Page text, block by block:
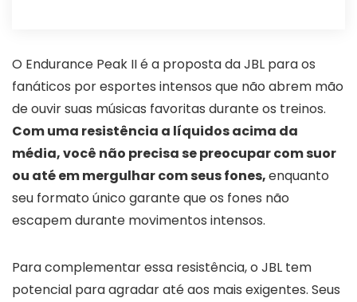
O Endurance Peak II é a proposta da JBL para os
fanáticos por esportes intensos que não abrem mão
de ouvir suas músicas favoritas durante os treinos.
Com uma resistência a líquidos acima da
média, você não precisa se preocupar com suor
ou até em mergulhar com seus fones,enquanto
seu formato único garante que os fones não
escapem durante movimentos intensos.
Para complementar essa resistência, o JBL tem
potencial para agradar até aos mais exigentes. Seus